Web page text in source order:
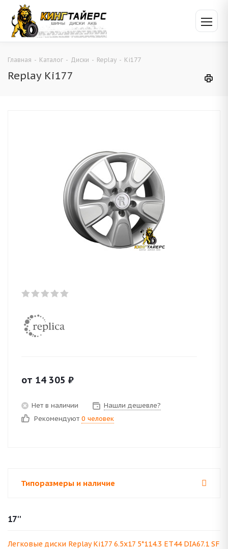
Главная - Каталог - Диски - Replay - Ki177
Replay Ki177
от 14 305 ₽
Нет в наличии
Нашли дешевле?
Рекомендуют 0 человек
Типоразмеры и наличие
17''
Легковые диски Replay Ki177 6.5x17 5*114.3 ET44 DIA67.1 SF